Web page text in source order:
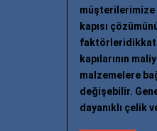
müşterilerimize
kapısı
faktörleridikkate
kapılarının
malzemelere
değişebilir.
dayanıklı çelik